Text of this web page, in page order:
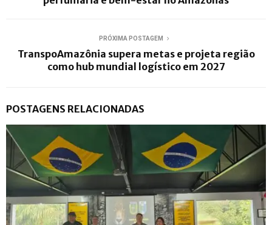
PRÓXIMA POSTAGEM
TranspoAmazônia supera metas e projeta região
como hub mundial logístico em 2027
POSTAGENS RELACIONADAS